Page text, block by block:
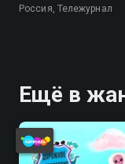
Россия, Тележурнал
Ещё в